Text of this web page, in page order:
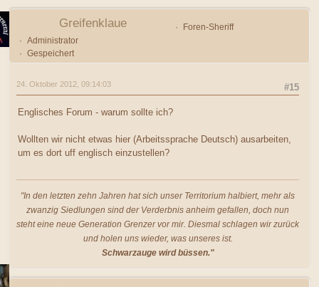
Greifenklaue
Foren-Sheriff
Administrator
Gespeichert
#15
24. Oktober 2012, 09:14:03
Englisches Forum - warum sollte ich?
Wollten wir nicht etwas hier (Arbeitssprache Deutsch) ausarbeiten,
um es dort uff englisch einzustellen?
"In den letzten zehn Jahren hat sich unser Territorium halbiert, mehr als
zwanzig Siedlungen sind der Verderbnis anheim gefallen, doch nun
steht eine neue Generation Grenzer vor mir. Diesmal schlagen wir zurück
und holen uns wieder, was unseres ist.
Schwarzauge wird büssen."